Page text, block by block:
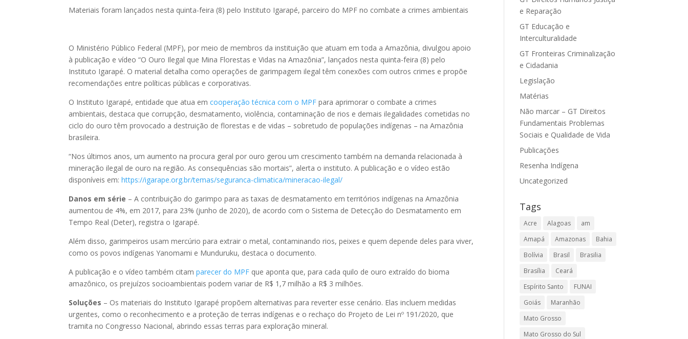
Materiais foram lançados nesta quinta-feira (8) pelo Instituto Igarapé, parceiro do MPF no combate a crimes ambientais
O Ministério Público Federal (MPF), por meio de membros da instituição que atuam em toda a Amazônia, divulgou apoio
à publicação e vídeo “O Ouro Ilegal que Mina Florestas e Vidas na Amazônia”, lançados nesta quinta-feira (8) pelo
Instituto Igarapé. O material detalha como operações de garimpagem ilegal têm conexões com outros crimes e propõe
recomendações entre políticas públicas e corporativas.
O Instituto Igarapé, entidade que atua emcooperação técnica com o MPF para aprimorar o combate a crimes
ambientais, destaca que corrupção, desmatamento, violência, contaminação de rios e demais ilegalidades cometidas no
ciclo do ouro têm provocado a destruição de florestas e de vidas – sobretudo de populações indígenas – na Amazônia
brasileira.
“Nos últimos anos, um aumento na procura geral por ouro gerou um crescimento também na demanda relacionada à
mineração ilegal de ouro na região. As consequências são mortais”, alerta o instituto. A publicação e o vídeo estão
disponíveis em:https://igarape.org.br/temas/seguranca-climatica/mineracao-ilegal/
Danos em série – A contribuição do garimpo para as taxas de desmatamento em territórios indígenas na Amazônia
aumentou de 4%, em 2017, para 23% (junho de 2020), de acordo com o Sistema de Detecção do Desmatamento em
Tempo Real (Deter), registra o Igarapé.
Além disso, garimpeiros usam mercúrio para extrair o metal, contaminando rios, peixes e quem depende deles para viver,
como os povos indígenas Yanomami e Munduruku, destaca o documento.
A publicação e o vídeo também citamparecer do MPF que aponta que, para cada quilo de ouro extraído do bioma
amazônico, os prejuízos socioambientais podem variar de R$ 1,7 milhão a R$ 3 milhões.
Soluções – Os materiais do Instituto Igarapé propõem alternativas para reverter esse cenário. Elas incluem medidas
urgentes, como o reconhecimento e a proteção de terras indígenas e o rechaço do Projeto de Lei nº 191/2020, que
tramita no Congresso Nacional, abrindo essas terras para exploração mineral.
e Reparação
GT Educação e
Interculturalidade
GT Fronteiras Criminalização
e Cidadania
Legislação
Matérias
Não marcar – GT Direitos
Fundamentais Problemas
Sociais e Qualidade de Vida
Publicações
Resenha Indígena
Uncategorized
Tags
Acre Alagoas
am
Amapá
Amazonas
Bahia
Bolívia
Brasil
Brasilia
Brasília
Ceará
Espírito Santo
FUNAI
Goiás
Maranhão
Mato Grosso
Mato Grosso do Sul